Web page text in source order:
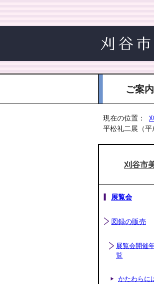
ご案内
現在の位置：
平松礼二展（平
刈谷市
展覧会
図録の販売
展覧会開催
覧
かたわらに